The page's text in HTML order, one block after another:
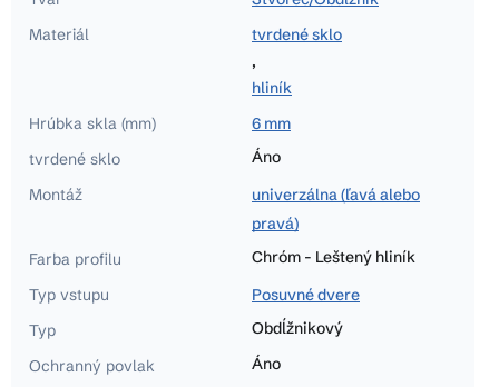
Materiál
tvrdené sklo
,
hliník
Hrúbka skla (mm)
6 mm
tvrdené sklo
Áno
Montáž
univerzálna (ľavá alebo
pravá)
Farba profilu
Chróm - Leštený hliník
Typ vstupu
Posuvné dvere
Typ
Obdĺžnikový
Ochranný povlak
Áno